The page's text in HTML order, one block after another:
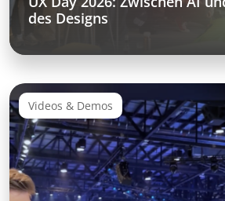
des Designs
Videos & Demos